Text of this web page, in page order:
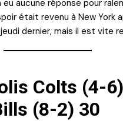
eu aucune réponse pour
était revenu à New York
dernier, mais il est vite
Colts (4-
(8-2) 30